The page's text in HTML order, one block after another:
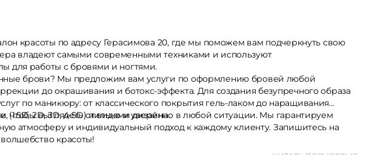
красоты по адресу Герасимова 20, где мы поможем вам подчеркнуть свою
владеют самыми современными техниками и используют
для работы с бровями и ногтями.
брови? Мы предложим вам услуги по оформлению бровей любой
до окрашивания и ботокс-эффекта. Для создания безупречного образа
по маникюру: от классического покрытия гель-лаком до наращивания
2D, 3D, 4-5D) и видами дизайна.
чтобы выглядеть стильно и уверенно в любой ситуации. Мы гарантируем
атмосферу и индивидуальный подход к каждому клиенту. Запишитесь на
красоты!